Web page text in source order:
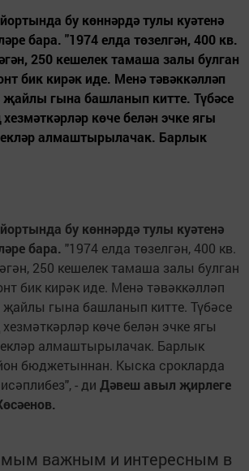
бу көннәрдә тулы куәтенә
бара. "1974 елда төзелгән, 400 кв.
250 кешелек тамаша залы булган
бик кирәк иде. Менә тәвәккәлләп
җайлы гына башланып китте. Түбәсе
көче белән эчке ягы
алмаштырылачак. Барлык
бу көннәрдә тулы куәтенә
бара. "1974 елда төзелгән, 400 кв.
250 кешелек тамаша залы булган
бик кирәк иде. Менә тәвәккәлләп
җайлы гына башланып китте. Түбәсе
көче белән эчке ягы
алмаштырылачак. Барлык
бюджетыннан. Кыска срокларда
- ди Дәвеш авыл җирлеге
важным и интересным в